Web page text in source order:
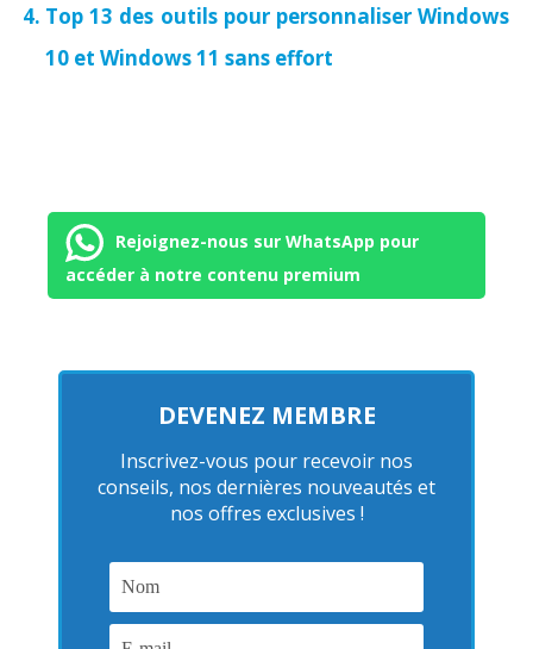
Top 13 des outils pour personnaliser Windows
10 et Windows 11 sans effort
Rejoignez-nous sur WhatsApp pour
accéder à notre contenu premium
DEVENEZ MEMBRE
Inscrivez-vous pour recevoir nos
conseils, nos dernières nouveautés et
nos offres exclusives !